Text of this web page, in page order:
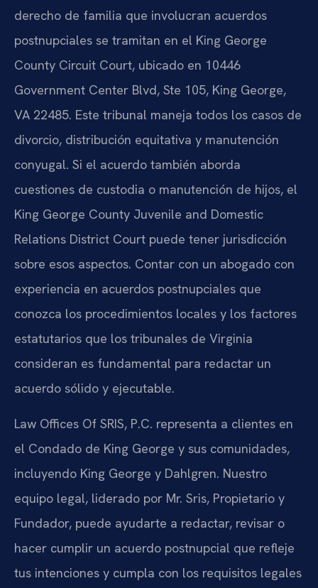
derecho de familia que involucran acuerdos
postnupciales se tramitan en el King George
County Circuit Court, ubicado en 10446
Government Center Blvd, Ste 105, King George,
VA 22485. Este tribunal maneja todos los casos de
divorcio, distribución equitativa y manutención
conyugal. Si el acuerdo también aborda
cuestiones de custodia o manutención de hijos, el
King George County Juvenile and Domestic
Relations District Court puede tener jurisdicción
sobre esos aspectos. Contar con un abogado con
experiencia en acuerdos postnupciales que
conozca los procedimientos locales y los factores
estatutarios que los tribunales de Virginia
consideran es fundamental para redactar un
acuerdo sólido y ejecutable.
Law Offices Of SRIS, P.C. representa a clientes en
el Condado de King George y sus comunidades,
incluyendo King George y Dahlgren. Nuestro
equipo legal, liderado por Mr. Sris, Propietario y
Fundador, puede ayudarte a redactar, revisar o
hacer cumplir un acuerdo postnupcial que refleje
tus intenciones y cumpla con los requisitos legales